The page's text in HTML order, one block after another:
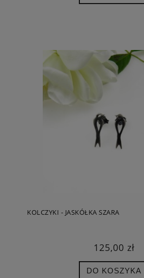
KOLCZYKI - JASKÓŁKA SZARA
125,00 zł
DO KOSZYKA